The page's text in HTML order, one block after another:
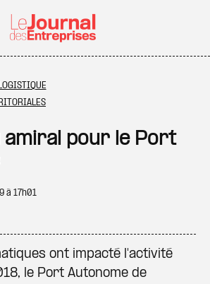
amiral pour le Port
à 17h01
ont impacté l'activité
le Port Autonome de